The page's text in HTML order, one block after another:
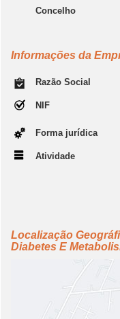
Concelho
Informações da
Razão Social
NIF
Forma jurídica
Atividade
Localização
Diabetes E